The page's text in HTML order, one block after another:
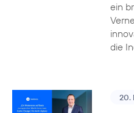
ein
die
20.